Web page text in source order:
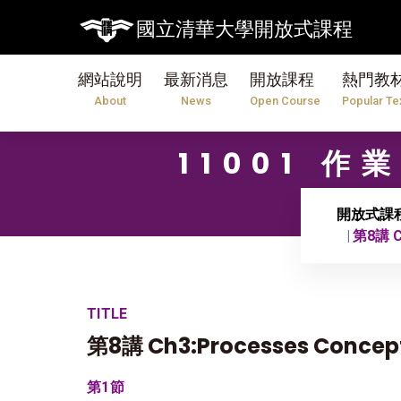
國立清華大學開放式課程
網站說明
About
最新消息
News
開放課程
Open Course
熱門教
Popular
11001 作
開放式課
第8講
TITLE
第8講 Ch3:Processes
第1節